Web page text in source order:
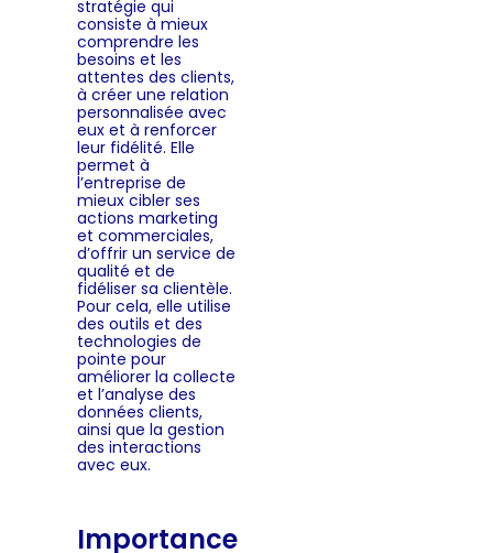
stratégie qui
consiste à mieux
comprendre les
besoins et les
attentes des clients,
à créer une relation
personnalisée avec
eux et à renforcer
leur fidélité. Elle
permet à
l’entreprise de
mieux cibler ses
actions marketing
et commerciales,
d’offrir un service de
qualité et de
fidéliser sa clientèle.
Pour cela, elle utilise
des outils et des
technologies de
pointe pour
améliorer la collecte
et l’analyse des
données clients,
ainsi que la gestion
des interactions
avec eux.
Importance